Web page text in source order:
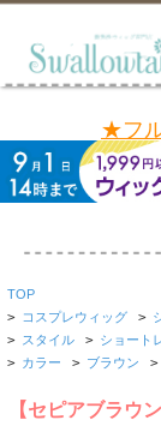
★フ
TOP
> コスプレウィッグ >
> スタイル > ショート
> カラー > ブラウン >
【セピアブラウ